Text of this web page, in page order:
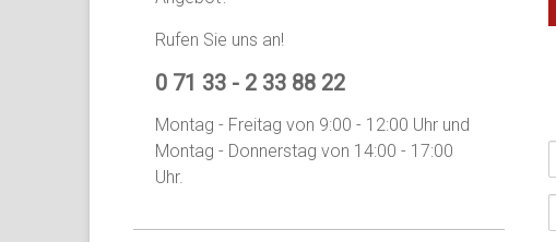
Umland
Rufen Sie uns an!
0 71 33 - 2 33 88 22
Montag - Freitag von 9:00 - 12:00 Uhr und
Montag - Donnerstag von 14:00 - 17:00
Uhr.